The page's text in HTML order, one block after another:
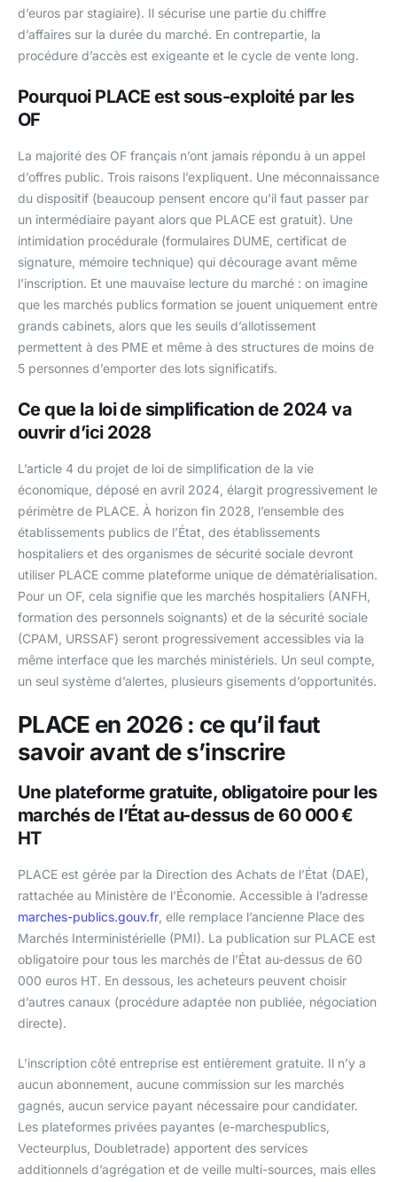
d’euros par stagiaire). Il sécurise une partie du chiffre
d’affaires sur la durée du marché. En contrepartie, la
procédure d’accès est exigeante et le cycle de vente long.
Pourquoi PLACE est sous-exploité par les
OF
La majorité des OF français n’ont jamais répondu à un appel
d’offres public. Trois raisons l’expliquent. Une méconnaissance
du dispositif (beaucoup pensent encore qu’il faut passer par
un intermédiaire payant alors que PLACE est gratuit). Une
intimidation procédurale (formulaires DUME, certificat de
signature, mémoire technique) qui décourage avant même
l’inscription. Et une mauvaise lecture du marché : on imagine
que les marchés publics formation se jouent uniquement entre
grands cabinets, alors que les seuils d’allotissement
permettent à des PME et même à des structures de moins de
5 personnes d’emporter des lots significatifs.
Ce que la loi de simplification de 2024 va
ouvrir d’ici 2028
L’article 4 du projet de loi de simplification de la vie
économique, déposé en avril 2024, élargit progressivement le
périmètre de PLACE. À horizon fin 2028, l’ensemble des
établissements publics de l’État, des établissements
hospitaliers et des organismes de sécurité sociale devront
utiliser PLACE comme plateforme unique de dématérialisation.
Pour un OF, cela signifie que les marchés hospitaliers (ANFH,
formation des personnels soignants) et de la sécurité sociale
(CPAM, URSSAF) seront progressivement accessibles via la
même interface que les marchés ministériels. Un seul compte,
un seul système d’alertes, plusieurs gisements d’opportunités.
PLACE en 2026 : ce qu’il faut
savoir avant de s’inscrire
Une plateforme gratuite, obligatoire pour les
marchés de l’État au-dessus de 60 000 €
HT
PLACE est gérée par la Direction des Achats de l’État (DAE),
rattachée au Ministère de l’Économie. Accessible à l’adresse
marches-publics.gouv.fr , elle remplace l’ancienne Place des
Marchés Interministérielle (PMI). La publication sur PLACE est
obligatoire pour tous les marchés de l’État au-dessus de 60
000 euros HT. En dessous, les acheteurs peuvent choisir
d’autres canaux (procédure adaptée non publiée, négociation
directe).
L’inscription côté entreprise est entièrement gratuite. Il n’y a
aucun abonnement, aucune commission sur les marchés
gagnés, aucun service payant nécessaire pour candidater.
Les plateformes privées payantes (e-marchespublics,
Vecteurplus, Doubletrade) apportent des services
additionnels d’agrégation et de veille multi-sources, mais elles